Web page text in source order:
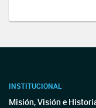
INSTITUCIONAL
Misión, Visión e